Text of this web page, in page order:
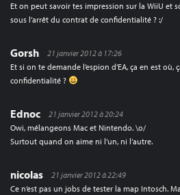
Et on peut savoir tes impression sur la WiiU et
sous l’arrêt du contrat de confidentialité ? :/
Gorsh
21 janvier 2012 à 17:26
Et si on te demande l’espion d’EA, ça en est où,
confidentialité ?
Ednoc
21 janvier 2012 à 20:24
Owi, mélangeons Mac et Nintendo. \o/
Surtout quand on aime ni l’un, ni l’autre.
nicolas
21 janvier 2012 à 22:49
Ce n’est pas un jobs de tester la map Intosch.